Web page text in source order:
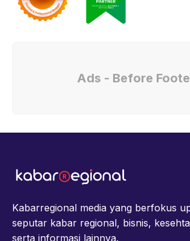
Ads - Before
Kabarregional media yang berfokus
seputar kabar regional, bisnis,
serta informasi lainnya.